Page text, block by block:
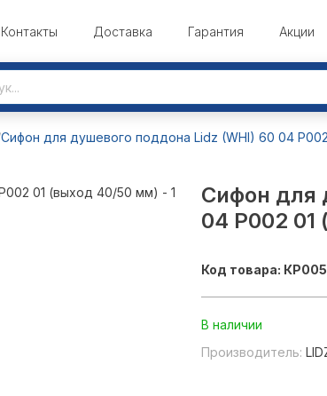
Контакты Доставка Гарантия Акции
Сифон для душевого поддона Lidz (WHI) 60 04
Сифон для
04 P002
Код товара:
В наличии
Производитель: